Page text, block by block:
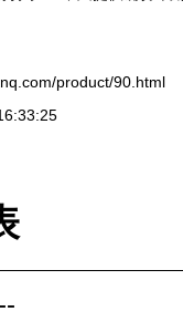
product/90.html